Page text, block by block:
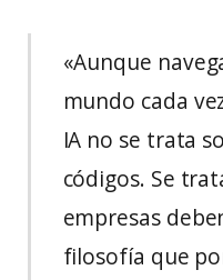
«Aunque
mundo cada
IA no se trata
códigos. Se
empresas
filosofía que